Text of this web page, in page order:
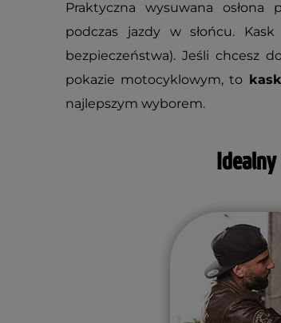
Praktyczna wysuwana osłona
podczas jazdy w słońcu.
bezpieczeństwa). Jeśli chcesz
pokazie motocyklowym, to
najlepszym wyborem.